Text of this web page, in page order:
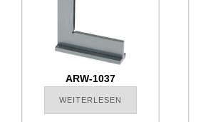
ARW-1037
WEITERLESEN